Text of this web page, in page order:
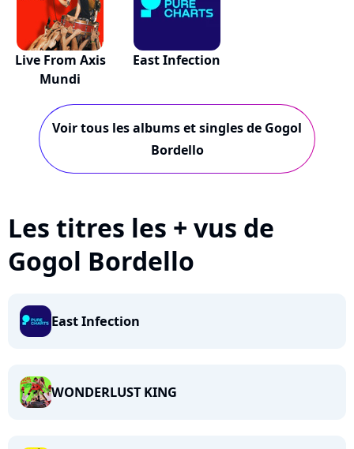
Live From Axis
Mundi
East Infection
Voir tous les albums et singles de Gogol
Bordello
Les titres les + vus de
Gogol Bordello
East Infection
WONDERLUST KING